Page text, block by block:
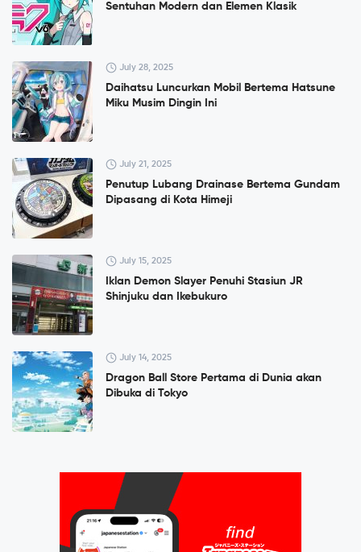
Sentuhan Modern dan Elemen Klasik
July 28, 2025
Daihatsu Luncurkan Mobil Bertema Hatsune
Miku Musim Dingin Ini
July 21, 2025
Penutup Lubang Drainase Bertema Gundam
Dipasang di Kota Himeji
July 15, 2025
Iklan Demon Slayer Penuhi Stasiun JR
Shinjuku dan Ikebukuro
July 14, 2025
Dragon Ball Store Pertama di Dunia akan
Dibuka di Tokyo